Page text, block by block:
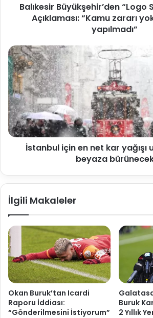
Balıkesir Büyükşehir’den “Logo
Açıklaması: “Kamu zararı
yapılmadı”
İstanbul için en net kar yağışı
beyaza
İlgili Makaleler
Okan Buruk’tan Icardi
Raporu İddiası:
“Gönderilmesini İstiyorum”
Buruk
2 Yıllık